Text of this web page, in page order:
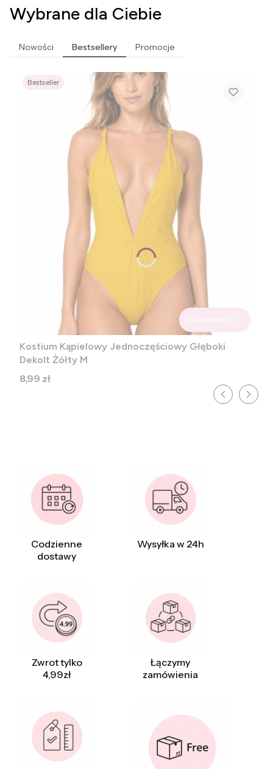
Wybrane dla Ciebie
Nowości Bestsellery Promocje
Bestseller
Kostium Kąpielowy Jednoczęściowy Głęboki
Dekolt Żółty M
Cena
8,99 zł
Codzienne
dostawy
Wysyłka w 24h
Zwrot tylko
4,99zł
Łączymy
zamówienia